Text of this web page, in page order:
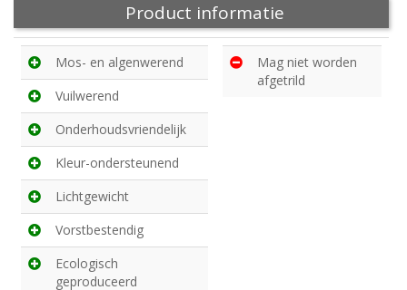
Product informatie
Mos- en algenwerend
Vuilwerend
Onderhoudsvriendelijk
Kleur-ondersteunend
Lichtgewicht
Vorstbestendig
Ecologisch
geproduceerd
Mag niet worden
afgetrild